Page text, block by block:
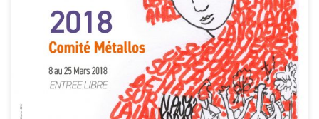
Après avoir imaginé l’an passé « Ma mère au Panthéon« , nous
divaguerons « Sur la langue de ma mère » tout au long du Parcours
Filles Femmes 2018. Héritons-nous de nos mères? Elles nous
lèguent leur langue… Notre Langue maternelle. Mais, de quelle
langue parle-t-on ? la langue des mots ou la langue […]